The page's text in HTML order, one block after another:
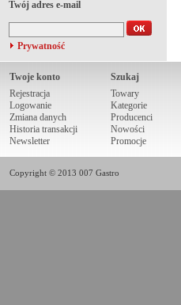
Twój adres e-mail
Prywatność
Twoje konto
Rejestracja
Logowanie
Zmiana danych
Historia transakcji
Newsletter
Szukaj
Towary
Kategorie
Producenci
Nowości
Promocje
Copyright © 2013 007 Gastro